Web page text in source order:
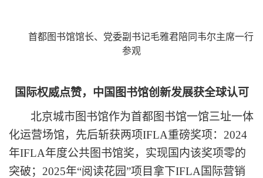
首都图书馆馆长、党委副书记毛雅君陪同韦尔主席一行
参观
国际权威点赞，中国图书馆创新发展获全球认可
北京城市图书馆作为首都图书馆一馆三址一体
化运营场馆，先后斩获两项IFLA重磅奖项：2024
年IFLA年度公共图书馆奖，实现国内该奖项零的
突破；2025年“阅读花园”项目拿下IFLA国际营销